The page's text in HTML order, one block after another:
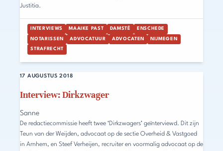
Justitia.
INTERVIEWS MAAIKE PAST DAMSTÉ ENSCHEDE
NOTARISSEN ADVOCATUUR ADVOCATEN NIJMEGEN
STRAFRECHT
Interview: Dirkzwager
17 AUGUSTUS 2018
Sanne
De redactiecommissie heeft twee ‘Dirkzwagers’ geïnterviewd. Dit zijn
Teun van der Weijden, advocaat op de sectie Overheid & Vastgoed
in Arnhem, en Steef Verheijen, recruiter en voormalig advocaat op de